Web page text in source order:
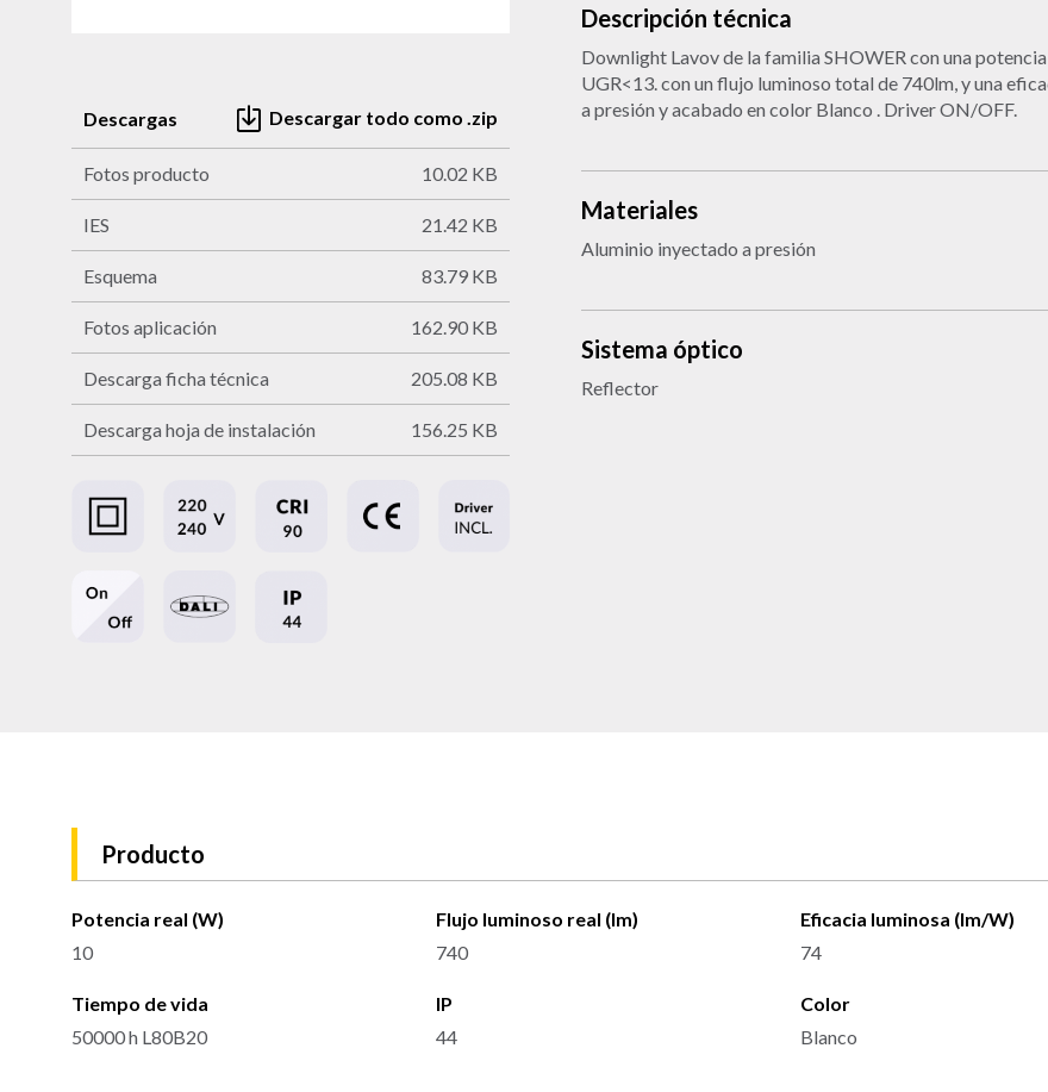
Descargas Descargar todo como .zip
Fotos producto 10.02 KB
IES 21.42 KB
Esquema 83.79 KB
Fotos aplicación 162.90 KB
Descarga ficha técnica 205.08 KB
Descarga hoja de instalación 156.25 KB
Descripción técnica
Downlight Lavov de la familia SHOWER con una
UGR<13. con un flujo luminoso total de 740lm, y una
a presión y acabado en color Blanco . Driver ON/OFF.
Materiales
Aluminio inyectado a presión
Sistema óptico
Reflector
Producto
Potencia real (W)
10
Flujo luminoso real (lm)
740
Eficacia luminosa (lm/W)
74
Tiempo de vida
50000 h L80B20
IP
44
Color
Blanco